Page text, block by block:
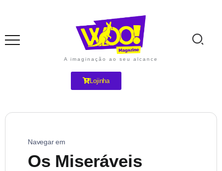
A imaginação ao seu alcance
Lojinha
Navegar em
Os Miseráveis